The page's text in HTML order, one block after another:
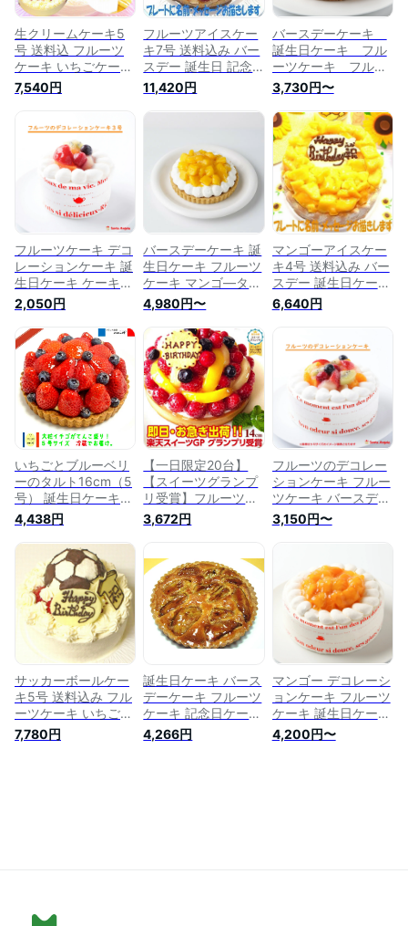
生クリームケーキ5
号 送料込 フルーツ
ケーキ いちごケーキ
マンゴーケーキ 選択
ホールケーキ 誕生日
記念日 アニバーサリ
ー スポンジ人気 ス
イーツギフト 甘さ控
えめ フリーメッセー
ジ プレート
7,540円
フルーツアイスケー
キ7号 送料込み バー
スデー 誕生日 記念
日 パーティー ひん
やり ギフト プレゼ
ント フルーツいっぱ
アイスクリームケー
キ デコレーションケ
ーキ 大きいケーキ
11,420円
バースデーケーキ
誕生日ケーキ フル
ーツケーキ フルー
ツタルト 送料無料
記念日ケーキ ホー
ルケーキ
3,730円〜
フルーツケーキ デコ
レーションケーキ 誕
生日ケーキ ケーキ
ショートケーキ 1人
分 3号 9センチ バー
スデー 記念日 お祝
い ホール
2,050円
バースデーケーキ 誕
生日ケーキ フルーツ
ケーキ マンゴ―タル
ト 送料無料 記念日
ケーキ ホールケーキ
4,980円〜
マンゴーアイスケー
キ4号 送料込み バー
スデー 誕生日ケーキ
記念日 アニバーサリ
ー ギフトスイーツ
ント 人気ケーキ プ
レート 小さいケーキ
6,640円
いちごとブルーベリ
ーのタルト16cm（5
号） 誕生日ケーキ
バースデーケーキ 5
号 記念日 ケーキ 配
達 タルトケーキ ☆
【バースデーケー
キ】 バースデー 記
念日ケーキ フルーツ
ケーキ ホールケーキ
ホール いちご フル
ーツ冷蔵 フルーツタ
ルト 母の日
4,438円
【一日限定20台】
【スイーツグランプ
リ受賞】フルーツの
バースデーケーキ
14cm 敬老の日 スイ
フルーツケーキ 誕生
日プレゼント ホール
ケーキ チーズケーキ
大人 子供 バースデ
ーケーキ 誕生日ケー
キ 記念日 結婚記念
3,672円
フルーツのデコレー
ションケーキ フルー
ツケーキ バースデー
ケーキ 誕生日ケーキ
フルーツショートケ
送料無料
3,150円〜
サッカーボールケー
キ5号 送料込み フル
ーツケーキ いちごケ
ーキ マンゴーケーキ
選択 誕生日ケーキ
7,780円
誕生日ケーキ バース
デーケーキ フルーツ
ケーキ 記念日ケーキ
キャラメルバナナの
タルト19cm（6号）
4,266円
マンゴー デコレーシ
ョンケーキ フルーツ
ケーキ 誕生日ケーキ
ケーキ マンゴーケー
キ バースデーケーキ
4,200円〜